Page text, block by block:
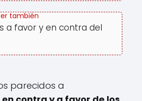
a favor y en contra del
parecidos a